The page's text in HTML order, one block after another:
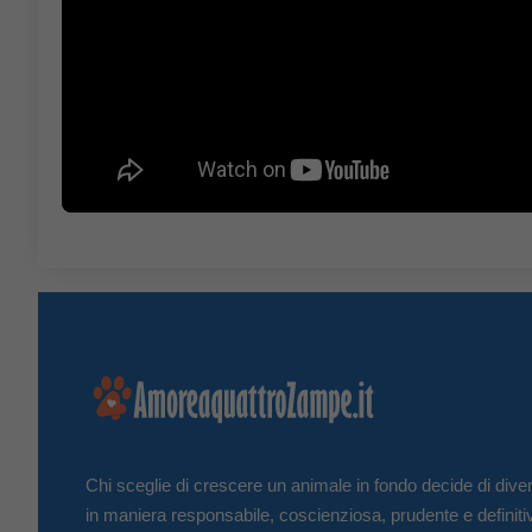
Chi sceglie di crescere un animale in fondo decide di
in maniera responsabile, coscienziosa, prudente e